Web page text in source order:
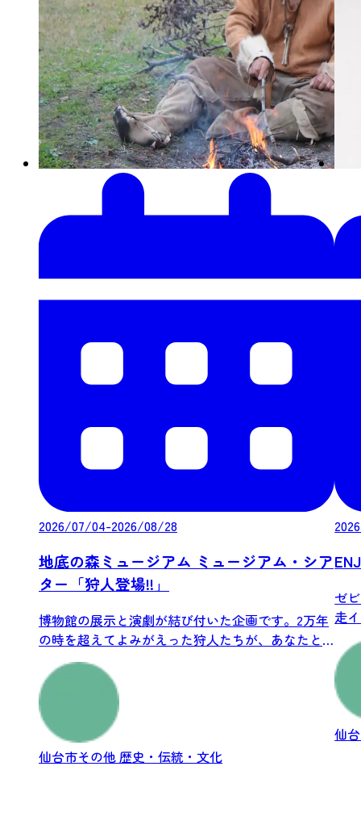
2026/07/04-2026/08/28
地底の森ミュージアム ミュージアム・シア
ター「狩人登場!!」
博物館の展示と演劇が結び付いた企画です。2万年
の時を超えてよみがえった狩人たちが、あなたと
の出...
仙台市その他歴史・伝統・文化
ゼ
走
仙